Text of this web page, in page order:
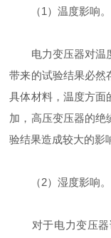
（1）温度影响。
电力变压器对温度
带来的试验结果必然
具体材料，温度方面
加，高压变压器的绝
验结果造成较大的影
（2）湿度影响。
对于电力变压器